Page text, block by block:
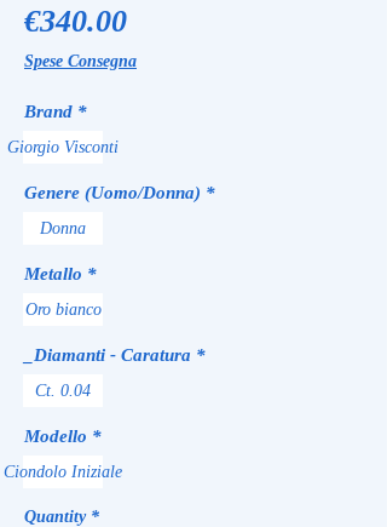
€340.00Price
Spese Consegna
Brand *
Giorgio Visconti
Genere (Uomo/Donna) *
Donna
Metallo *
Oro bianco
_Diamanti - Caratura *
Ct. 0.04
Modello *
Ciondolo Iniziale
Quantity *